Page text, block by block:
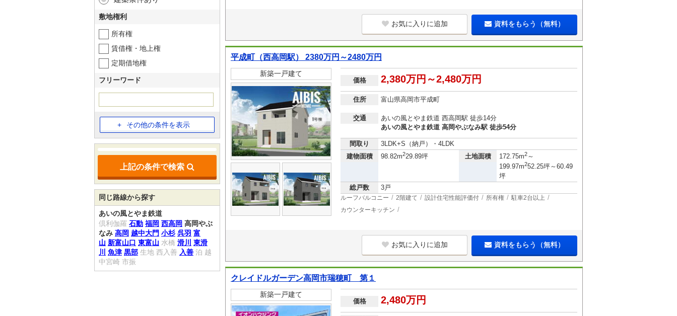
お気に入りに追加 資料をもらう（無料）
平成町（西高岡駅） 2380万円～2480万円
新築一戸建て
価格 2,380万円～2,480万円
住所 富山県高岡市平成町
交通
あいの風とやま鉄道 西高岡駅 徒歩14分
あいの風とやま鉄道 高岡やぶなみ駅 徒歩54分
間取り
3LDK+S（納戸）・4LDK
建物面積
98.82m229.89坪 土地面積 172.75m2～
199.97m252.25坪～60.49
坪
総戸数
3戸
ルーフバルコニー 2階建て 設計住宅性能評価付 所有権
駐車2台以上
カウンターキッチン
お気に入りに追加 資料をもらう（無料）
クレイドルガーデン高岡市瑞穂町 第１
新築一戸建て
価格 2,480万円
敷地権利
所有権
賃借権・地上権
定期借地権
フリーワード
その他の条件を表示
上記の条件で検索
同じ路線から探す
あいの風とやま鉄道
倶利伽羅 石動 福岡 西高岡 高岡やぶ
なみ 高岡 越中大門 小杉 呉羽 富
山 新富山口 東富山 水橋 滑川
東滑
川
魚津 黒部 生地 西入善 入善 泊 越
中宮崎 市振